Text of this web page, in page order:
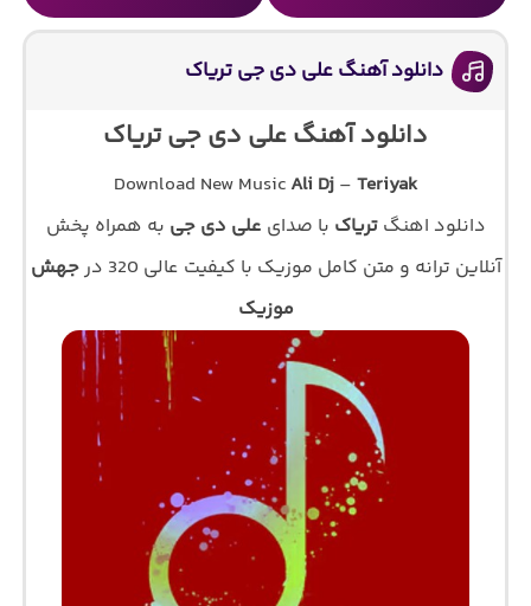
دانلود آهنگ علی دی جی تریاک
دانلود آهنگ علی دی جی تریاک
Download New Music Ali Dj – Teriyak
دانلود اهنگتریاک با صدای علی دی جی به همراه پخش
آنلاین ترانه و متن کامل موزیک با کیفیت عالی 320 در
جهش
موزیک